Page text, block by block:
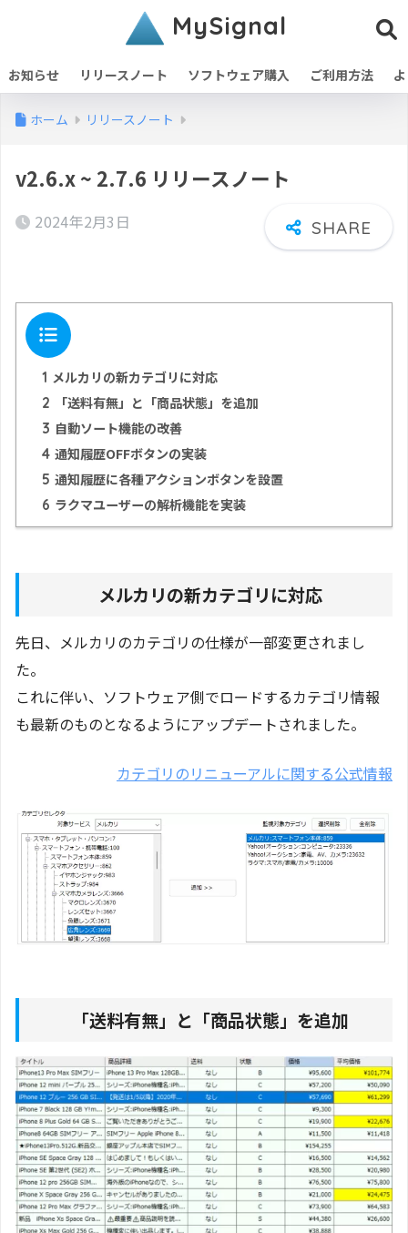
MySignal
お知らせ リリースノート ソフトウェア購入 ご利用方法
ホーム リリースノート
v2.6.x ~ 2.7.6 リリースノート
2024年2月3日
目次
1 メルカリの新カテゴリに対応
2
「送料有無」と「商品状態」を追加
3 自動ソート機能の改善
4 通知履歴OFFボタンの実装
5 通知履歴に各種アクションボタンを設置
6 ラクマユーザーの解析機能を実装
メルカリの新カテゴリに対応
先日、メルカリのカテゴリの仕様が一部変更されまし
た。
これに伴い、ソフトウェア側でロードするカテゴリ情報
も最新のものとなるようにアップデートされました。
カテゴリのリニューアルに関する公式情報
「送料有無」と「商品状態」を追加